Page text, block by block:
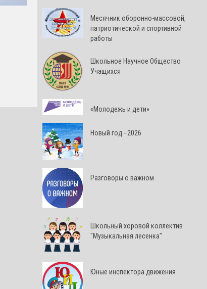
Месячник оборонно-массовой,
патриотической и спортивной
работы
Школьное Научное Общество
Учащихся
«Молодежь и дети»
Новый год - 2026
Разговоры о важном
Школьный хоровой коллектив
"Музыкальная лесенка"
Юные инспектора движения